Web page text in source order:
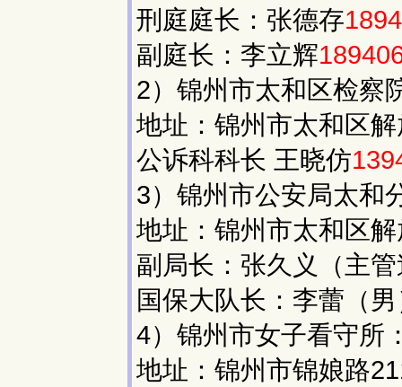
刑庭庭长：张德存
副庭长：李立辉
2）锦州市太和区检察
地址：锦州市太和区
公诉科科长 王晓仿
3）锦州市公安局太和
地址：锦州市太和区
副局长：张久义（主
国保大队长：李蕾（
4）锦州市女子看守所
地址：锦州市锦娘路